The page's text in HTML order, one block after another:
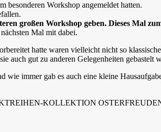
besonderen Workshop angemeldet hatten.
großen Workshop geben. Dieses Mal
Mal mit dabei.
hatte waren vielleicht nicht so
auch gut zu anderen Gelegenheiten gebastelt
wie immer gab es auch eine kleine
KOLLEKTION